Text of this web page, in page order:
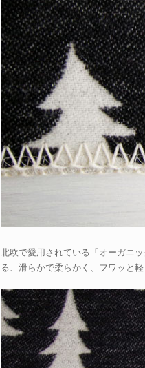
北欧で愛用されている「オーガニ
る、滑らかで柔らかく、フワッと